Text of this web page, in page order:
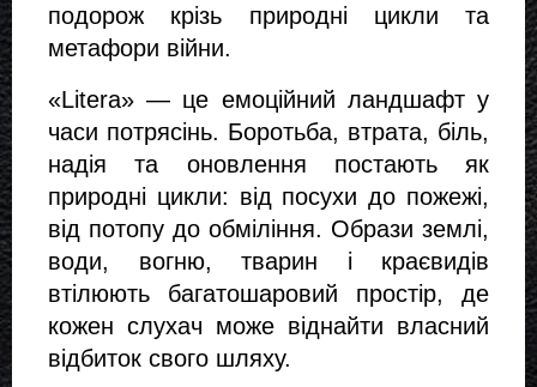
подорож крізь природні цикли та
метафори війни.
«Litera» — це емоційний ландшафт у
часи потрясінь. Боротьба, втрата, біль,
надія та оновлення постають як
природні цикли: від посухи до пожежі,
від потопу до обміління. Образи землі,
води, вогню, тварин і краєвидів
втілюють багатошаровий простір, де
кожен слухач може віднайти власний
відбиток свого шляху.